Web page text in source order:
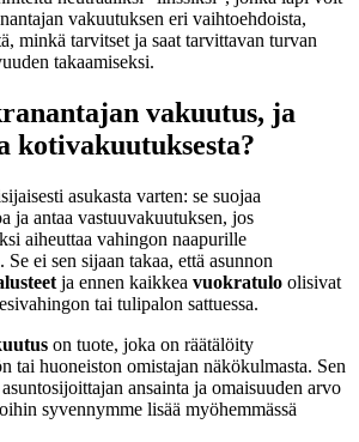
vakuutuksen eri vaihtoehdoista,
minkä tarvitset ja saat tarvittavan turvan
takaamiseksi.
vakuutus, ja
kotivakuutuksesta?
asukasta varten: se suojaa
ja antaa vastuuvakuutuksen, jos
aiheuttaa vahingon naapurille
ei sen sijaan takaa, että asunnon
ja ennen kaikkea vuokratulo olisivat
tai tulipalon sattuessa.
on tuote, joka on räätälöity
tai huoneiston omistajan näkökulmasta. Sen
ansainta ja omaisuuden arvo
syvennymme lisää myöhemmässä